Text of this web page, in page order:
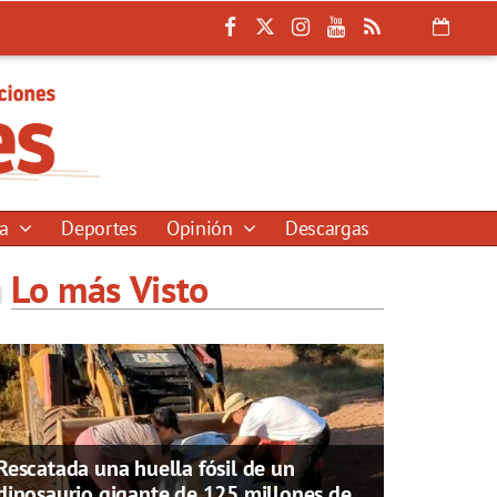
Deportes Opinión Descargas
Lo más Visto
una huella fósil de un